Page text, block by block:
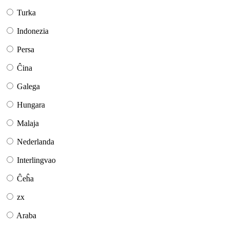
Turka
Indonezia
Persa
Ĉina
Galega
Hungara
Malaja
Nederlanda
Interlingvao
Ĉeĥa
zx
Araba